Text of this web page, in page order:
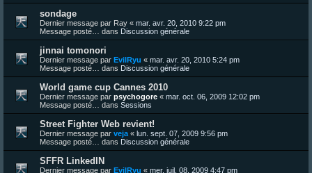
sondage
Dernier message par Ray « mar. avr. 20, 2010 9:22 pm
Message posté… dans Discussion générale
jinnai tomonori
Dernier message par EvilRyu « mar. avr. 20, 2010 5:24 pm
Message posté… dans Discussion générale
World game cup Cannes 2010
Dernier message par psychogore « mar. oct. 06, 2009 12:02 pm
Message posté… dans Sessions
Street Fighter Web revient!
Dernier message par veja « lun. sept. 07, 2009 9:56 pm
Message posté… dans Discussion générale
SFFR LinkedIN
Dernier message par EvilRyu « mer. juil. 08, 2009 4:47 pm